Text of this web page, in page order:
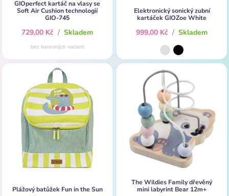
GIOperfect kartáč na vlasy se
Soft Air Cushion technologií
GIO-745
729,00 Kč / Skladem
bez barevných variant
Elektronický sonický zubní
kartáček GIOZoe White
999,00 Kč / Skladem
Plážový batůžek Fun in the Sun
The Wildies Family dřevěný
mini labyrint Bear 12m+